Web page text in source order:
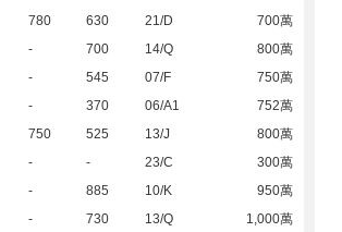
780 630 21/D
700萬
- 700 14/Q
800萬
- 545 07/F
750萬
- 370 06/A1
752萬
750 525 13/J
800萬
- - 23/C
300萬
- 885 10/K
950萬
- 730 13/Q
1,000萬